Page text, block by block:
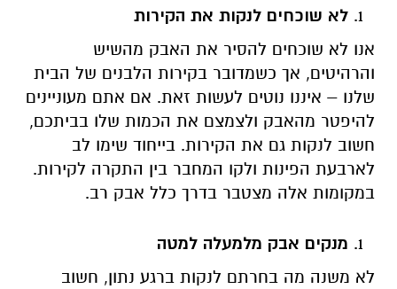
לא שוכחים לנקות את הקירות
אנו לא שוכחים להסיר את האבק מהשיש
והרהיטים, אך כשמדובר בקירות הלבנים של הבית
שלנו – איננו נוטים לעשות זאת. אם אתם מעוניינים
להיפטר מהאבק ולצמצם את הכמות שלו בביתכם,
חשוב לנקות גם את הקירות. בייחוד שימו לב
לארבעת הפינות ולקו המחבר בין התקרה לקירות.
במקומות אלה מצטבר בדרך כלל אבק רב.
מנקים אבק מלמעלה למטה
לא משנה מה בחרתם לנקות ברגע נתון, חשוב